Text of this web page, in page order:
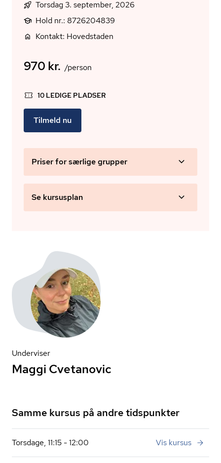
Torsdag 3. september, 2026
Hold nr.: 8726204839
Kontakt: Hovedstaden
970 kr. /person
10 LEDIGE PLADSER
Tilmeld nu
Priser for særlige grupper
Se kursusplan
Underviser
Maggi Cvetanovic
Samme kursus på andre tidspunkter
Torsdage, 11:15 - 12:00 Vis kursus